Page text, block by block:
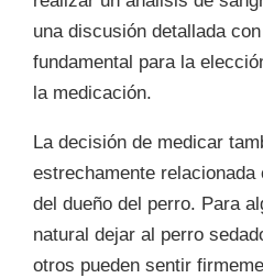
una discusión detallada
fundamental para la
la medicación.
La decisión de medicar
estrechamente
del dueño del perro. Para
natural dejar al perro
otros pueden sentir